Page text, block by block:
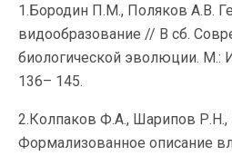
1.Бородин П.М., Поляков А.В.
видообразование // В сб.
биологической эволюции. М.:
136– 145.
2.Колпаков Ф.А., Шарипов Р.Н.,
Формализованное описание